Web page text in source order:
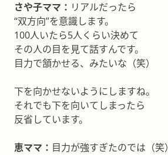
さや子ママ： リアルだったら
“双方向”を意識します。
100人いたら5人くらい決めて
その人の目を見て話すんです。
目力で頷かせる、みたいな（笑）
下を向かせないようにしますね。
それでも下を向いてしまったら
反省しています。
恵ママ： 目力が強すぎたのでは（笑）